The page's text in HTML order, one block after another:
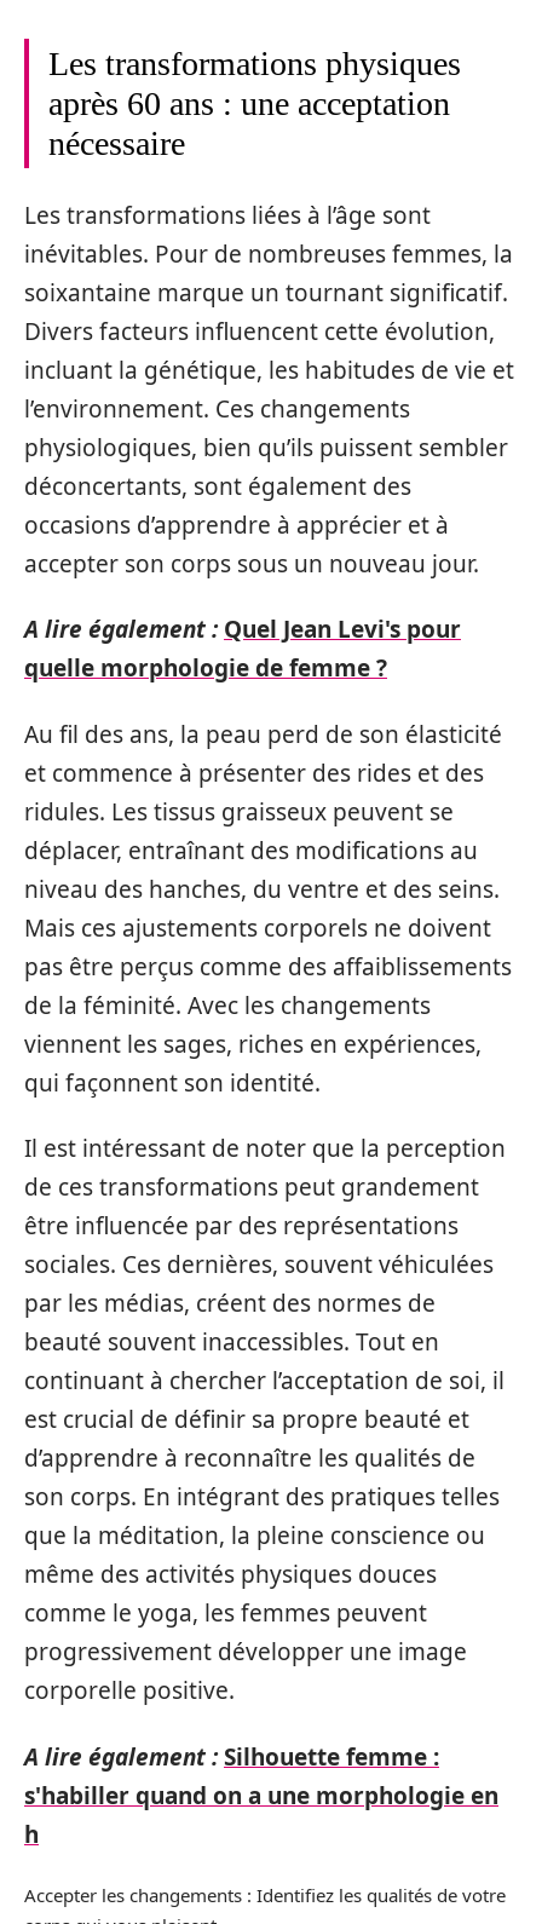
Les transformations physiques
après 60 ans : une acceptation
nécessaire
Les transformations liées à l’âge sont
inévitables. Pour de nombreuses femmes, la
soixantaine marque un tournant significatif.
Divers facteurs influencent cette évolution,
incluant la génétique, les habitudes de vie et
l’environnement. Ces changements
physiologiques, bien qu’ils puissent sembler
déconcertants, sont également des
occasions d’apprendre à apprécier et à
accepter son corps sous un nouveau jour.
A lire également : Quel Jean Levi's pour
quelle morphologie de femme ?
Au fil des ans, la peau perd de son élasticité
et commence à présenter des rides et des
ridules. Les tissus graisseux peuvent se
déplacer, entraînant des modifications au
niveau des hanches, du ventre et des seins.
Mais ces ajustements corporels ne doivent
pas être perçus comme des affaiblissements
de la féminité. Avec les changements
viennent les sages, riches en expériences,
qui façonnent son identité.
Il est intéressant de noter que la perception
de ces transformations peut grandement
être influencée par des représentations
sociales. Ces dernières, souvent véhiculées
par les médias, créent des normes de
beauté souvent inaccessibles. Tout en
continuant à chercher l’acceptation de soi, il
est crucial de définir sa propre beauté et
d’apprendre à reconnaître les qualités de
son corps. En intégrant des pratiques telles
que la méditation, la pleine conscience ou
même des activités physiques douces
comme le yoga, les femmes peuvent
progressivement développer une image
corporelle positive.
A lire également :Silhouette femme :
s'habiller quand on a une morphologie en
h
Accepter les changements : Identifiez les qualités de votre